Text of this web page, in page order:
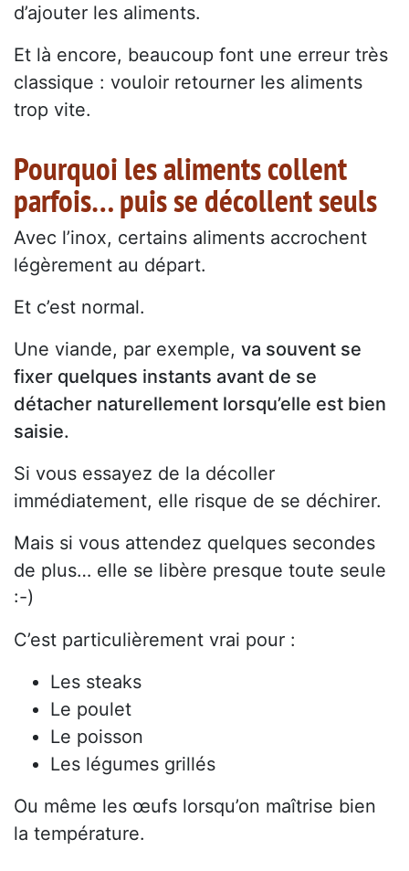
d’ajouter les aliments.
Et là encore, beaucoup font une erreur très
classique : vouloir retourner les aliments
trop vite.
Pourquoi les aliments collent
parfois… puis se décollent seuls
Avec l’inox, certains aliments accrochent
légèrement au départ.
Et c’est normal.
Une viande, par exemple, va souvent se
fixer quelques instants avant de se
détacher naturellement lorsqu’elle est bien
saisie.
Si vous essayez de la décoller
immédiatement, elle risque de se déchirer.
Mais si vous attendez quelques secondes
de plus… elle se libère presque toute seule
:-)
C’est particulièrement vrai pour :
Les steaks
Le poulet
Le poisson
Les légumes grillés
Ou même les œufs lorsqu’on maîtrise bien
la température.